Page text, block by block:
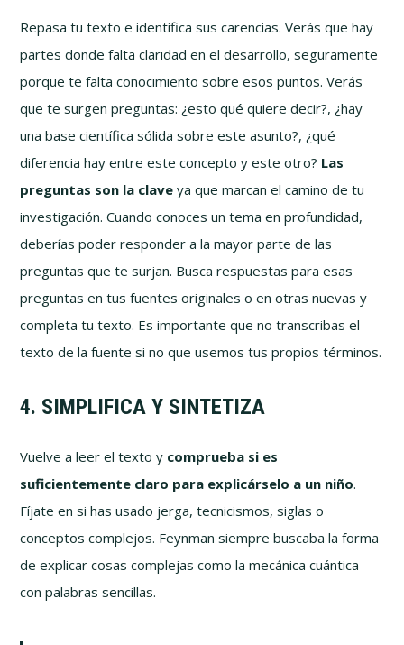
Repasa tu texto e identifica sus carencias. Verás que hay
partes donde falta claridad en el desarrollo, seguramente
porque te falta conocimiento sobre esos puntos. Verás
que te surgen preguntas: ¿esto qué quiere decir?, ¿hay
una base científica sólida sobre este asunto?, ¿qué
diferencia hay entre este concepto y este otro? Las
preguntas son la clave ya que marcan el camino de tu
investigación. Cuando conoces un tema en profundidad,
deberías poder responder a la mayor parte de las
preguntas que te surjan. Busca respuestas para esas
preguntas en tus fuentes originales o en otras nuevas y
completa tu texto. Es importante que no transcribas el
texto de la fuente si no que usemos tus propios términos.
4. SIMPLIFICA Y SINTETIZA
Vuelve a leer el texto y comprueba si es
suficientemente claro para explicárselo a un niño.
Fíjate en si has usado jerga, tecnicismos, siglas o
conceptos complejos. Feynman siempre buscaba la forma
de explicar cosas complejas como la mecánica cuántica
con palabras sencillas.